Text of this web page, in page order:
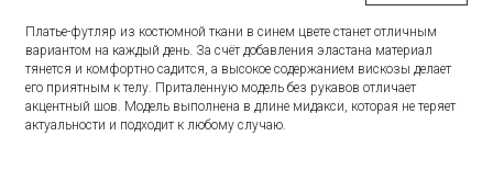
Платье-футляр из костюмной ткани в синем цвете станет отличным
вариантом на каждый день. За счёт добавления эластана материал
тянется и комфортно садится, а высокое содержанием вискозы делает
его приятным к телу. Приталенную модель без рукавов отличает
акцентный шов. Модель выполнена в длине мидакси, которая не теряет
актуальности и подходит к любому случаю.